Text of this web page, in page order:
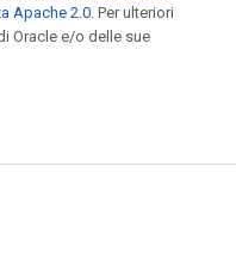
Apache 2.0 . Per ulteriori
Oracle e/o delle sue